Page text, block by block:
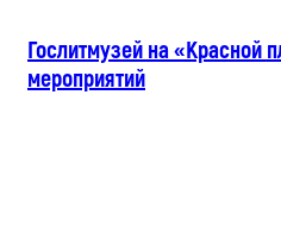
Гослитмузей на «Красной
мероприятий